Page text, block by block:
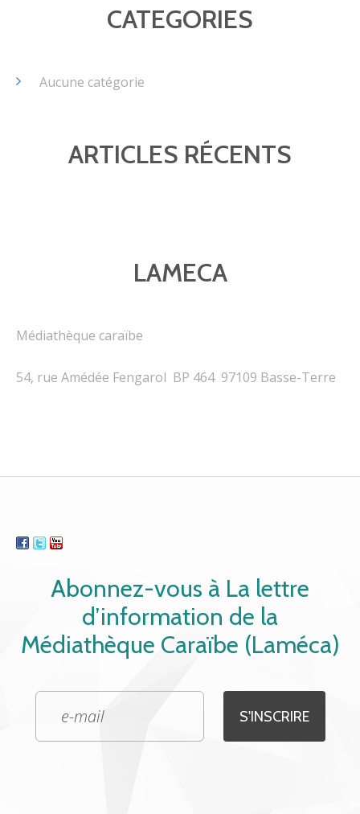
CATEGORIES
Aucune catégorie
ARTICLES RÉCENTS
LAMECA
Médiathèque caraïbe
54, rue Amédée Fengarol BP 464 97109 Basse-Terre
Abonnez-vous à La lettre
d’information de la
Médiathèque Caraïbe (Laméca)